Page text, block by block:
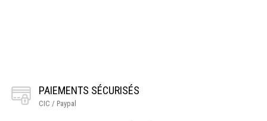
PAIEMENTS SÉCURISÉS
CIC / Paypal